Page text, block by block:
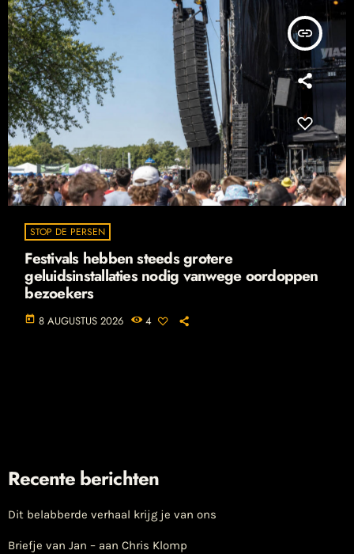
insert_link
STOP DE PERSEN
Festivals hebben steeds grotere
geluidsinstallaties nodig vanwege oordoppen
bezoekers
today 8 AUGUSTUS 2026 4
Recente berichten
Dit belabberde verhaal krijg je van ons
Briefje van Jan – aan Chris Klomp